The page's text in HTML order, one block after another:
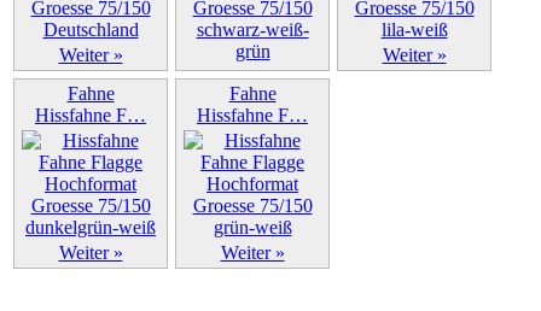
Weiter »
Weiter »
Weiter »
Fahne
Hissfahne F…
Weiter »
Fahne
Hissfahne F…
Weiter »